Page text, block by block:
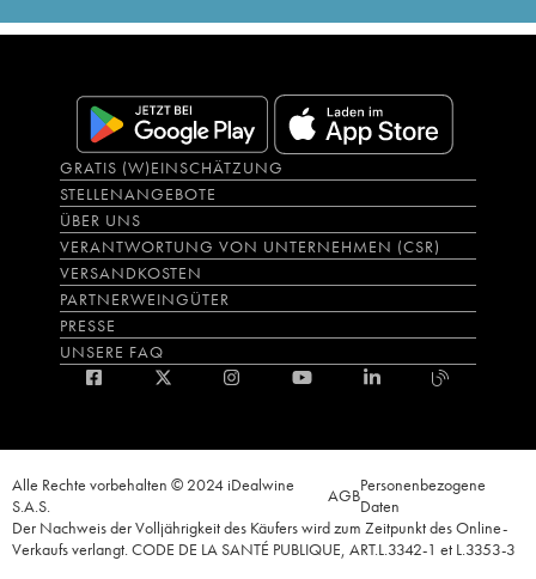
GRATIS (W)EINSCHÄTZUNG
STELLENANGEBOTE
ÜBER UNS
VERANTWORTUNG VON UNTERNEHMEN (CSR)
VERSANDKOSTEN
PARTNERWEINGÜTER
PRESSE
UNSERE FAQ
Alle Rechte vorbehalten © 2024 iDealwine
S.A.S.
AGBPersonenbezogene
Daten
Der Nachweis der Volljährigkeit des Käufers wird zum Zeitpunkt des Online-
Verkaufs verlangt. CODE DE LA SANTÉ PUBLIQUE, ART.L.3342-1 et L.3353-3